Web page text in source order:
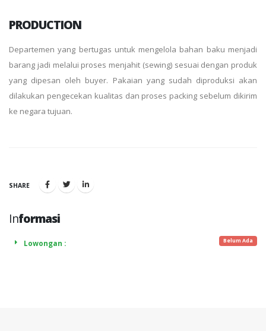
PRODUCTION
Departemen yang bertugas untuk mengelola bahan baku menjadi
barang jadi melalui proses menjahit (sewing) sesuai dengan produk
yang dipesan oleh buyer. Pakaian yang sudah diproduksi akan
dilakukan pengecekan kualitas dan proses packing sebelum dikirim
ke negara tujuan.
SHARE
Informasi
Lowongan : Belum Ada